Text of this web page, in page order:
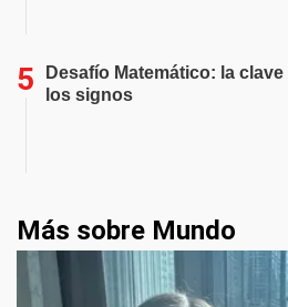
Desafío Matemático: la clave
los signos
Más sobre Mundo